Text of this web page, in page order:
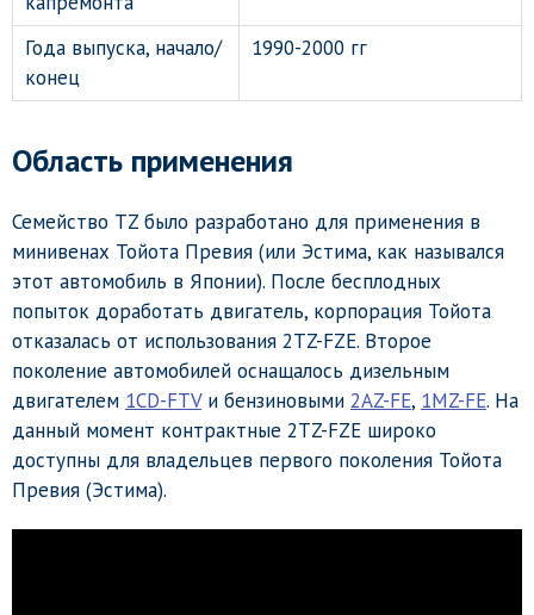
Года выпуска, начало/
конец
1990-2000 гг
Область применения
Семейство TZ было разработано для применения в
минивенах Тойота Превия (или Эстима, как назывался
этот автомобиль в Японии). После бесплодных
попыток доработать двигатель, корпорация Тойота
отказалась от использования 2TZ-FZE. Второе
поколение автомобилей оснащалось дизельным
двигателем 1CD-FTVи бензиновыми 2AZ-FE, 1MZ-FE. На
данный момент контрактные 2TZ-FZE широко
доступны для владельцев первого поколения Тойота
Превия (Эстима).